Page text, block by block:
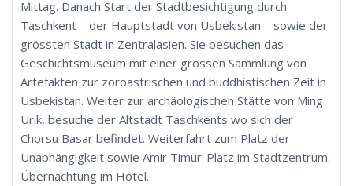
Mittag. Danach Start der Stadtbesichtigung durch
Taschkent – der Hauptstadt von Usbekistan – sowie der
grössten Stadt in Zentralasien. Sie besuchen das
Geschichtsmuseum mit einer grossen Sammlung von
Artefakten zur zoroastrischen und buddhistischen Zeit in
Usbekistan. Weiter zur archäologischen Stätte von Ming
Urik, besuche der Altstadt Taschkents wo sich der
Chorsu Basar befindet. Weiterfahrt zum Platz der
Unabhängigkeit sowie Amir Timur-Platz im Stadtzentrum.
Übernachtung im Hotel.